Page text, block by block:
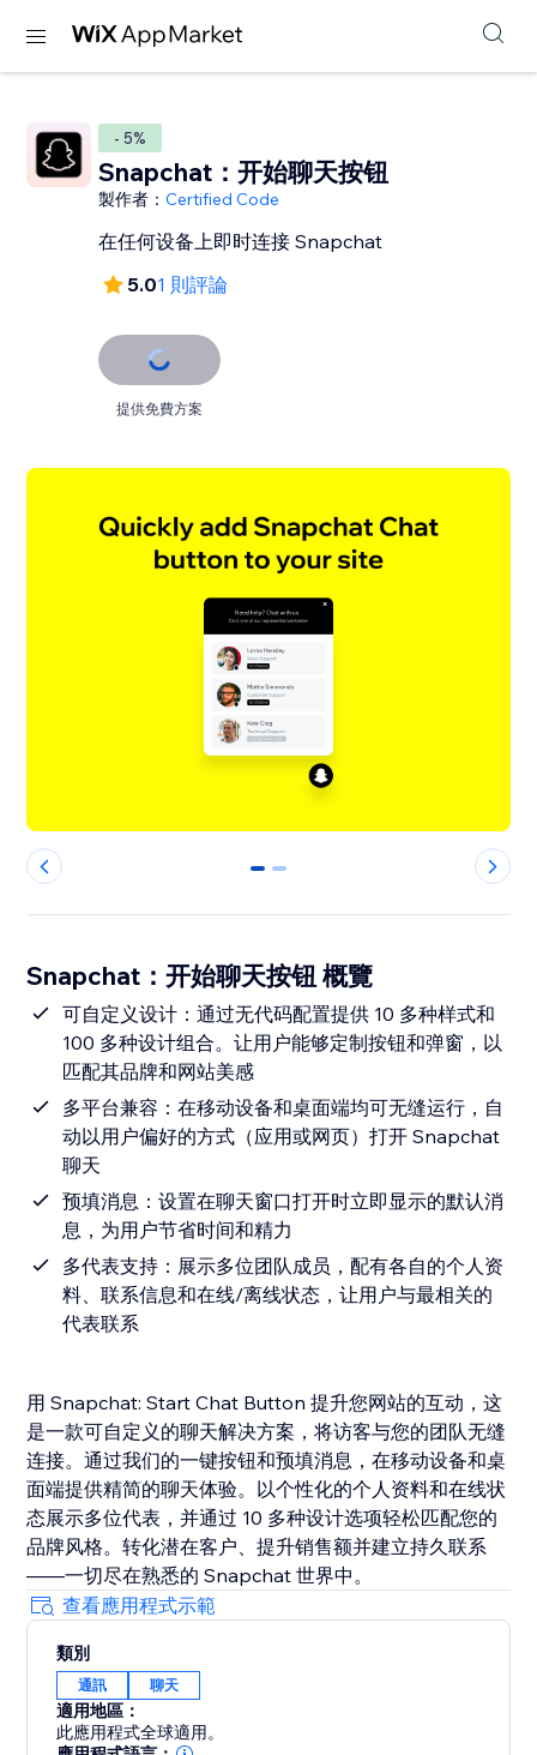
- 5%
Snapchat：开始聊天按钮
製作者：Certified Code
在任何设备上即时连接 Snapchat
5.01 則評論
提供免費方案
0 1
Snapchat：开始聊天按钮 概覽
可自定义设计：通过无代码配置提供 10 多种样式和
100 多种设计组合。让用户能够定制按钮和弹窗，以
匹配其品牌和网站美感
多平台兼容：在移动设备和桌面端均可无缝运行，自
动以用户偏好的方式（应用或网页）打开 Snapchat
聊天
预填消息：设置在聊天窗口打开时立即显示的默认消
息，为用户节省时间和精力
多代表支持：展示多位团队成员，配有各自的个人资
料、联系信息和在线/离线状态，让用户与最相关的
代表联系
用 Snapchat: Start Chat Button 提升您网站的互动，这
是一款可自定义的聊天解决方案，将访客与您的团队无缝
连接。通过我们的一键按钮和预填消息，在移动设备和桌
面端提供精简的聊天体验。以个性化的个人资料和在线状
态展示多位代表，并通过 10 多种设计选项轻松匹配您的
品牌风格。转化潜在客户、提升销售额并建立持久联系
——一切尽在熟悉的 Snapchat 世界中。
查看應用程式示範
類別
通訊 聊天
適用地區：
此應用程式全球適用。